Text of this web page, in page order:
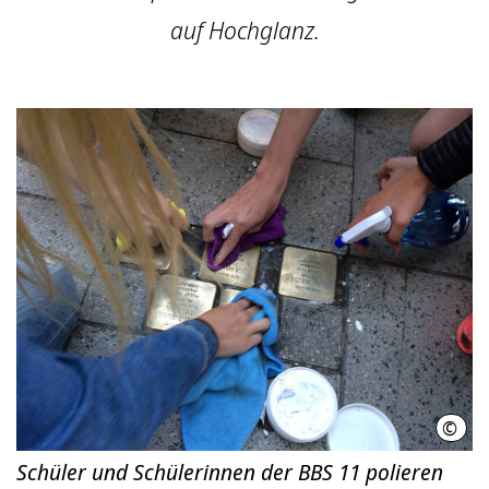
auf Hochglanz.
© LHH
Schüler und Schülerinnen der BBS 11 polieren